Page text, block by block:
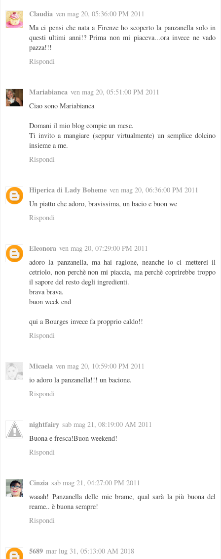
Claudia ven mag 20, 05:36:00 PM 2011
Ma ci pensi che nata a Firenze ho scoperto la panzanella solo in
questi ultimi anni!? Prima non mi piaceva...ora invece ne vado
pazza!!!
Rispondi
Mariabianca ven mag 20, 05:51:00 PM 2011
Ciao sono Mariabianca
Domani il mio blog compie un mese.
Ti invito a mangiare (seppur virtualmente) un semplice dolcino
insieme a me.
Rispondi
Hiperica di Lady Boheme ven mag 20, 06:36:00 PM 2011
Un piatto che adoro, bravissima, un bacio e buon we
Rispondi
Eleonora ven mag 20, 07:29:00 PM 2011
adoro la panzanella, ma hai ragione, neanche io ci metterei il
cetriolo, non perchè non mi piaccia, ma perchè coprirebbe troppo
il sapore del resto degli ingredienti.
brava brava.
buon week end
qui a Bourges invece fa propprio caldo!!
Rispondi
Micaela ven mag 20, 10:59:00 PM 2011
io adoro la panzanella!!! un bacione.
Rispondi
nightfairy sab mag 21, 08:19:00 AM 2011
Buona e fresca!Buon weekend!
Rispondi
Cinzia sab mag 21, 04:27:00 PM 2011
waaah! Panzanella delle mie brame, qual sarà la più buona del
reame.. è buona sempre!
Rispondi
5689 mar lug 31, 05:13:00 AM 2018